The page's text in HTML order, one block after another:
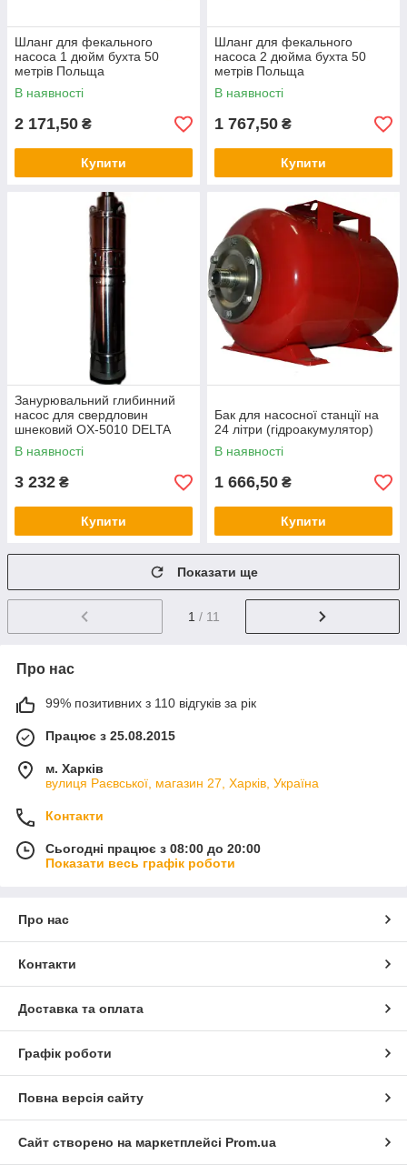
Шланг для фекального
насоса 1 дюйм бухта 50
метрів Польща
В наявності
2 171,50 ₴
Купити
Шланг для фекального
насоса 2 дюйма бухта 50
метрів Польща
В наявності
1 767,50 ₴
Купити
Занурювальний глибинний
насос для свердловин
шнековий OX-5010 DELTA
В наявності
3 232 ₴
Купити
Бак для насосної станції на
24 літри (гідроакумулятор)
В наявності
1 666,50 ₴
Купити
Показати ще
1 / 11
Про нас
99% позитивних з 110 відгуків за рік
Працює з 25.08.2015
м. Харків
вулиця Раєвської, магазин 27, Харків, Україна
Контакти
Сьогодні працює з 08:00 до 20:00
Показати весь графік роботи
Про нас
Контакти
Доставка та оплата
Графік роботи
Повна версія сайту
Сайт створено на маркетплейсі Prom.ua